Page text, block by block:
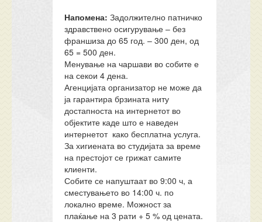
Напомена: Задолжително патничко
здравствено осигурување – без
франшиза до 65 год. – 300 ден, од
65 = 500 ден.
Менување на чаршави во собите е
на секои 4 дена.
Агенцијата организатор не може да
ја гарантира брзината ниту
достапноста на интернетот во
објектите каде што е наведен
интернетот како бесплатна услуга.
За хигиената во студијата за време
на престојот се грижат самите
клиенти.
Собите се напуштаат во 9:00 ч, а
сместувањето во 14:00 ч. по
локално време. Можност за
плаќање на 3 рати + 5 % од цената.